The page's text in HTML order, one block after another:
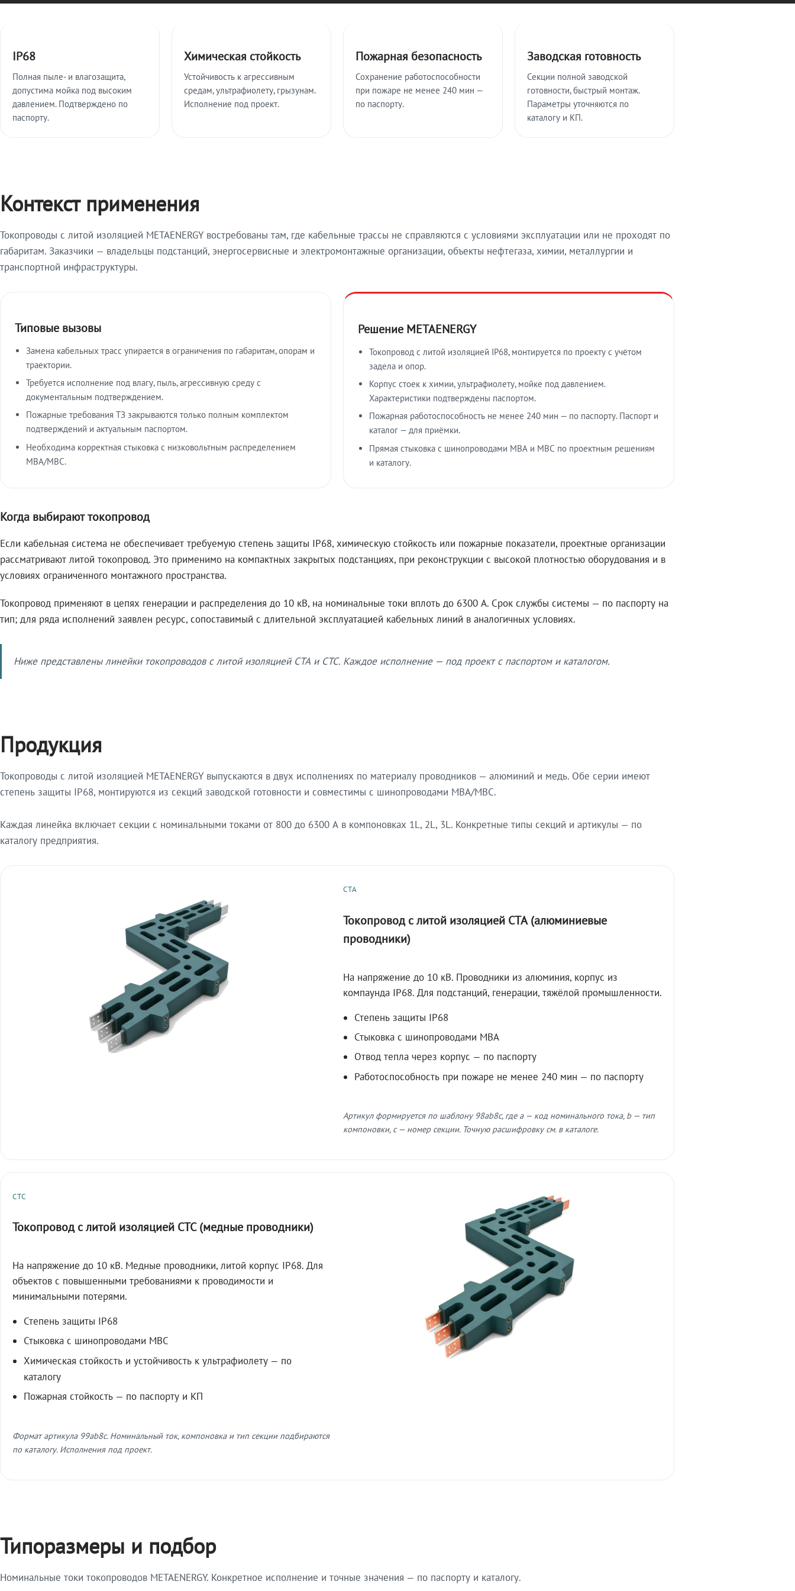
IP68
Полная пыле- и влагозащита,
допустима мойка под высоким
давлением. Подтверждено по
паспорту.
Химическая стойкость
Устойчивость к агрессивным
средам, ультрафиолету, грызунам.
Исполнение под проект.
Пожарная безопасность
Сохранение работоспособности
при пожаре не менее 240 мин —
по паспорту.
Заводская готовность
Секции полной заводской
готовности, быстрый монтаж.
Параметры уточняются по
каталогу и КП.
Контекст применения
Токопроводы с литой изоляцией METAENERGY востребованы там, где кабельные трассы не справляются с условиями эксплуатации или не проходят по
габаритам. Заказчики — владельцы подстанций, энергосервисные и электромонтажные организации, объекты нефтегаза, химии, металлургии и
транспортной инфраструктуры.
Типовые вызовы
Замена кабельных трасс упирается в ограничения по габаритам, опорам и
траектории.
Требуется исполнение под влагу, пыль, агрессивную среду с
документальным подтверждением.
Пожарные требования ТЗ закрываются только полным комплектом
подтверждений и актуальным паспортом.
Необходима корректная стыковка с низковольтным распределением
МВА/МВС.
Решение METAENERGY
Токопровод с литой изоляцией IP68, монтируется по проекту с учётом
задела и опор.
Корпус стоек к химии, ультрафиолету, мойке под давлением.
Характеристики подтверждены паспортом.
Пожарная работоспособность не менее 240 мин — по паспорту. Паспорт и
каталог — для приёмки.
Прямая стыковка с шинопроводами МВА и МВС по проектным решениям
и каталогу.
Когда выбирают токопровод
Если кабельная система не обеспечивает требуемую степень защиты IP68, химическую стойкость или пожарные показатели, проектные организации
рассматривают литой токопровод. Это применимо на компактных закрытых подстанциях, при реконструкции с высокой плотностью оборудования и в
условиях ограниченного монтажного пространства.
Токопровод применяют в цепях генерации и распределения до 10 кВ, на номинальные токи вплоть до 6300 А. Срок службы системы — по паспорту на
тип; для ряда исполнений заявлен ресурс, сопоставимый с длительной эксплуатацией кабельных линий в аналогичных условиях.
Ниже представлены линейки токопроводов с литой изоляцией СТА и СТС. Каждое исполнение — под проект с паспортом и каталогом.
Продукция
Токопроводы с литой изоляцией METAENERGY выпускаются в двух исполнениях по материалу проводников — алюминий и медь. Обе серии имеют
степень защиты IP68, монтируются из секций заводской готовности и совместимы с шинопроводами МВА/МВС.
Каждая линейка включает секции с номинальными токами от 800 до 6300 А в компоновках 1L, 2L, 3L. Конкретные типы секций и артикулы — по
каталогу предприятия.
СТА
Токопровод с литой изоляцией СТА (алюминиевые
проводники)
На напряжение до 10 кВ. Проводники из алюминия, корпус из
компаунда IP68. Для подстанций, генерации, тяжёлой промышленности.
Степень защиты IP68
Стыковка с шинопроводами МВА
Отвод тепла через корпус — по паспорту
Работоспособность при пожаре не менее 240 мин — по паспорту
Артикул формируется по шаблону 98ab8c, где a — код номинального тока, b — тип
компоновки, c — номер секции. Точную расшифровку см. в каталоге.
СТС
Токопровод с литой изоляцией СТС (медные проводники)
На напряжение до 10 кВ. Медные проводники, литой корпус IP68. Для
объектов с повышенными требованиями к проводимости и
минимальными потерями.
Степень защиты IP68
Стыковка с шинопроводами МВС
Химическая стойкость и устойчивость к ультрафиолету — по
каталогу
Пожарная стойкость — по паспорту и КП
Формат артикула 99ab8c. Номинальный ток, компоновка и тип секции подбираются
по каталогу. Исполнения под проект.
Типоразмеры и подбор
Номинальные токи токопроводов METAENERGY. Конкретное исполнение и точные значения — по паспорту и каталогу.